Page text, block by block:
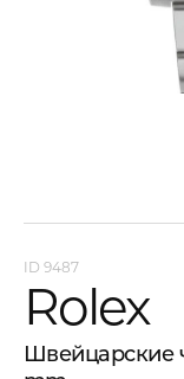
9487
Rolex
Швейцарские